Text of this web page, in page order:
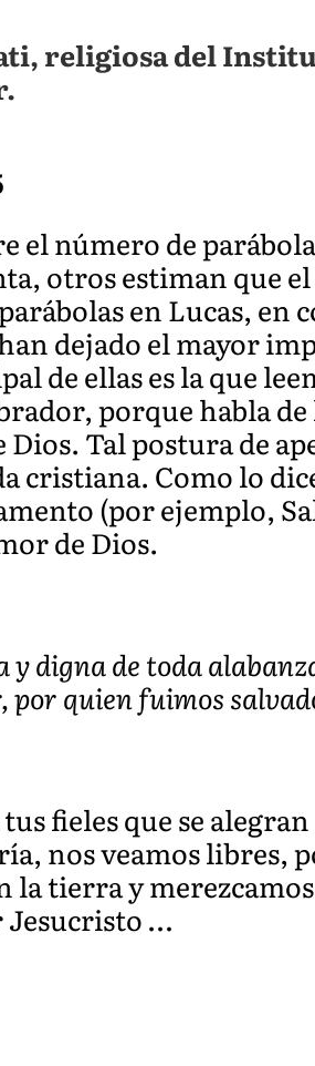
religiosa del
el número de
otros estiman que
en Lucas, en
dejado el mayor
de ellas es la que
porque habla
Dios. Tal postura de
cristiana. Como lo
(por ejemplo, Sal
de Dios.
digna de toda
por quien fuimos
fieles que se
nos veamos libres,
tierra y
Jesucristo …